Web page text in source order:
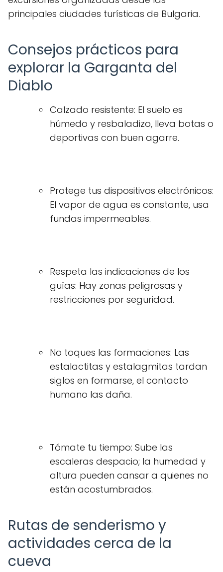
principales ciudades turísticas de Bulgaria.
Consejos prácticos para
explorar la Garganta del
Diablo
Calzado resistente: El suelo es
húmedo y resbaladizo, lleva botas o
deportivas con buen agarre.
Protege tus dispositivos electrónicos:
El vapor de agua es constante, usa
fundas impermeables.
Respeta las indicaciones de los
guías: Hay zonas peligrosas y
restricciones por seguridad.
No toques las formaciones: Las
estalactitas y estalagmitas tardan
siglos en formarse, el contacto
humano las daña.
Tómate tu tiempo: Sube las
escaleras despacio; la humedad y
altura pueden cansar a quienes no
están acostumbrados.
Rutas de senderismo y
actividades cerca de la
cueva